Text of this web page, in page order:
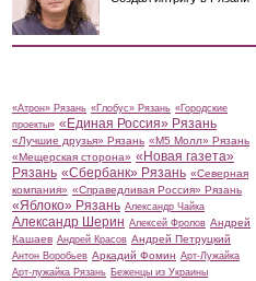
«Атрон» Рязань «Глобус» Рязань «Городские
проекты» «Единая Россия» Рязань
«Лучшие друзья» Рязань «М5 Молл» Рязань
«Мещерская сторона» «Новая газета»
Рязань «Сбербанк» Рязань «Северная
компания» «Справедливая Россия» Рязань
«Яблоко» Рязань Александр Чайка
Александр Шерин Алексей Фролов Андрей
Кашаев Андрей Красов Андрей Петруцкий
Антон Воробьев Аркадий Фомин Арт-Лужайка
Арт-лужайка Рязань Беженцы из Украины